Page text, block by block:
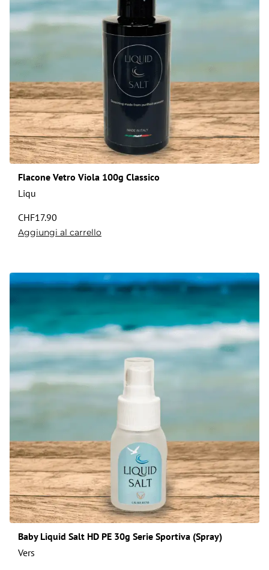
Flacone Vetro Viola 100g Classico
Liqu
CHF17.90
Aggiungi al carrello
Baby Liquid Salt HD PE 30g Serie Sportiva (Spray)
Vers